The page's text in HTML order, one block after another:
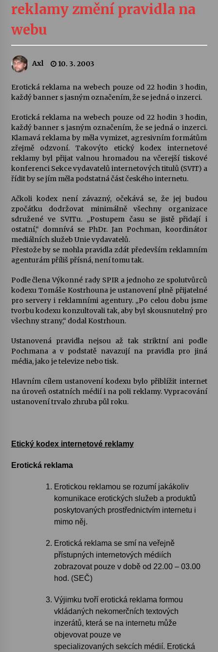
kapkou
Veselí muzikanti
Pozvánka na integrační festival Quijotova
šedesátka: 28. 7.–1. 8. 2026
Letní koncerty ve Stromovce: Kolchoz a
Jenakaši
28. 7. 2026
Votavžatský ploty
Letní koncerty ve Stromovce: Rufus Miller
22. 7. 2026
Vysočinka
17. 7. 2026
Ozvěny prázdnin
14. 7. 2026
Za kulturou kousek za Humpolec. V Želivě ožije
odkaz Josefa Čapka
Varhanní recitál Michala Novenka v Klášteře
Želiv
Petr Adamec – Malovaný svět
reklamy změní pravidla na
webu
Axl 10. 3. 2003
Erotická reklama na webech pouze od 22 hodin 3 hodin,
každý banner s jasným označením, že se jedná o inzerci.
Erotická reklama na webech pouze od 22 hodin 3 hodin,
každý banner s jasným označením, že se jedná o inzerci.
Klamavá reklama by měla vymizet, agresivním formátům
zřejmě odzvoní. Takovýto etický kodex internetové
reklamy byl přijat valnou hromadou na včerejší tiskové
konferenci Sekce vydavatelů internetových titulů (SVIT) a
řídit by se jím měla podstatná část českého internetu.
Ačkoli kodex není závazný, očekává se, že jej budou
zpočátku dodržovat minimálně všechny organizace
sdružené ve SVITu. „Postupem času se jistě přidají i
ostatní,“ domnívá se PhDr. Jan Pochman, koordinátor
mediálních služeb Unie vydavatelů.
Přestože by se mohla pravidla zdát především reklamním
agenturám příliš přísná, není tomu tak.
Podle člena Výkonné rady SPIR a jednoho ze spolutvůrců
kodexu Tomáše Kostrhouna je ustanovení plně přijatelné
pro servery i reklamními agentury. „Po celou dobu jsme
tvorbu kodexu konzultovali tak, aby byl skousnutelný pro
všechny strany,“ dodal Kostrhoun.
Ustanovená pravidla nejsou až tak striktní ani podle
Pochmana a v podstatě navazují na pravidla pro jiná
média, jako je televize nebo tisk.
Hlavním cílem ustanovení kodexu bylo přiblížit internet
na úroveň ostatních médií i na poli reklamy. Vypracování
ustanovení trvalo zhruba půl roku.
Etický kodex internetové reklamy
Erotická reklama
Erotickou reklamou se rozumí jakákoliv
komunikace erotických služeb a produktů
poskytovaných prostřednictvím internetu i
mimo něj.
Erotická reklama se smí na veřejně
přístupných internetových médiích
zobrazovat pouze v době od 22.00 – 03.00
hod. (SEČ)
Výjimku tvoří erotická reklama formou
vkládaných nekomerčních textových
inzerátů, která se na internetu může
objevovat pouze ve
specializovaných sekcích médií. Erotická